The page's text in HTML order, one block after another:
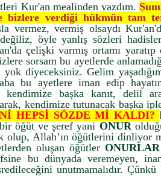
Kur'an mealinden yazdım.
bizlere verdiği hükmün tam
vermez, vermiş olsaydı
öyle yanlış sözleri
çelişki varmış ortamı yaratıp
sorsam bu ayetlerde
diyeceksiniz. Gelim
bu ayetlere iman edip
başka kanıt, delil
kendimize tutunacak başka
HEPSİ SÖZDE Mİ KALDI?
öğüt ve şeref yani ONUR
olup, Allah’ın öğütlerini dinliyor
oluşan öğütlerONURLAR
bu dünyada veremeyen,
unutmamalıdır. Çünkü